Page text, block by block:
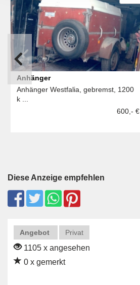
Anhänger
Anhänger Westfalia, gebremst, 1200
k ...
600,- €
Diese Anzeige empfehlen
Angebot Privat
1105 x angesehen
0 x gemerkt